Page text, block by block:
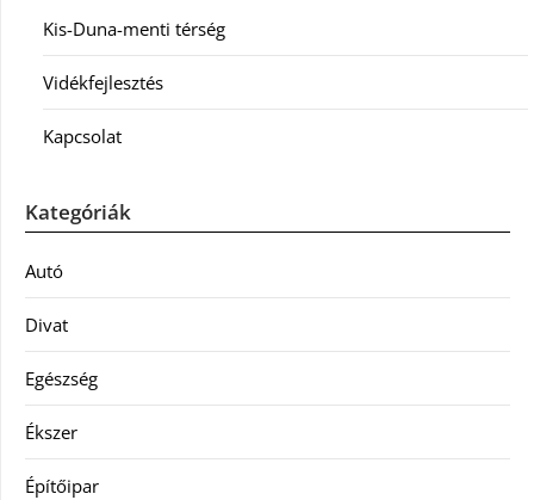
Kis-Duna-menti térség
Vidékfejlesztés
Kapcsolat
Kategóriák
Autó
Divat
Egészség
Ékszer
Építőipar